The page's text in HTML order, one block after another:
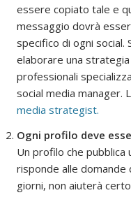
essere copiato tale e
messaggio dovrà
specifico di ogni social.
elaborare una
professionali
social media manager.
media strategist.
Ogni profilo deve
Un profilo che pubblica
risponde alle domande
giorni, non aiuterà